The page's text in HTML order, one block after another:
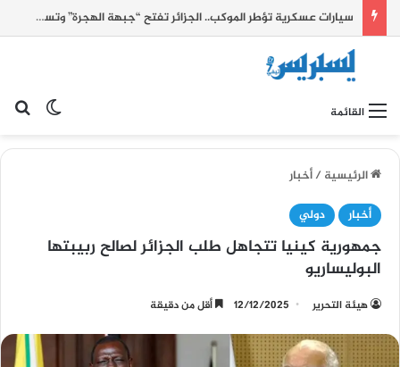
سيارات عسكرية تؤطر الموكب.. الجزائر تفتح “جبهة الهجرة” وتستثمر أحداث سبتة للضغط على الحدود الشرقية للمغرب
القائمة
الرئيسية/أخبار
أخبار
دولي
جمهورية كينيا تتجاهل طلب الجزائر لصالح ربيبتها
البوليساريو
هيئة التحرير 12/12/2025 أقل من دقيقة